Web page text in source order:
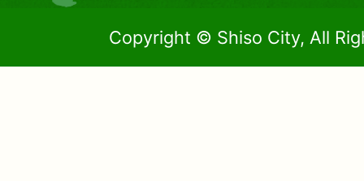
Copyright © Shiso City, All